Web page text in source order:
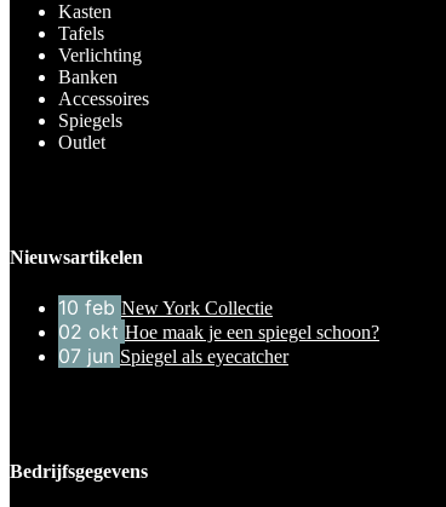
Kasten
Tafels
Verlichting
Banken
Accessoires
Spiegels
Outlet
Nieuwsartikelen
10 feb New York Collectie
02 okt Hoe maak je een spiegel schoon?
07 jun Spiegel als eyecatcher
Bedrijfsgegevens